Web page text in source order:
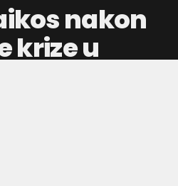
nakon
krize u